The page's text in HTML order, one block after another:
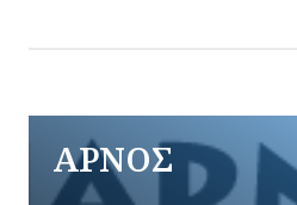
ΑΡΝΟΣ